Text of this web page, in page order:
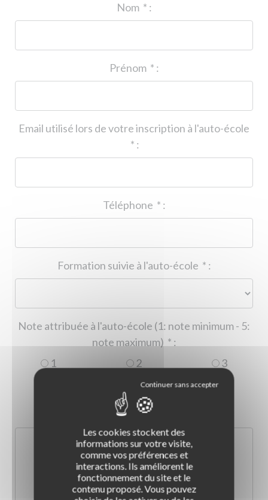
* :
* :
Email utilisé lors de votre inscription à l'auto-école
* :
* :
* :
Note attribuée à l'auto-école (1: note minimum - 5:
* :
1
2
3
5
Les cookies stockent des
informations sur votre visite,
comme vos préférences et
interactions. Ils améliorent le
fonctionnement du site et le
contenu proposé. Vous pouvez